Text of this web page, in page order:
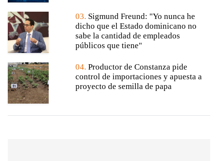
03. Sigmund Freund: "Yo nunca he
dicho que el Estado dominicano no
sabe la cantidad de empleados
públicos que tiene"
04. Productor de Constanza pide
control de importaciones y apuesta a
proyecto de semilla de papa